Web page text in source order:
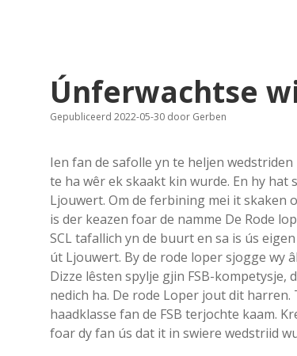
Únferwachtse
Gepubliceerd 2022-05-30 door Gerben
Ien fan de safolle yn te heljen
te ha wêr ek skaakt kin wurde. En hy
Ljouwert. Om de ferbining mei it skaken
is der keazen foar de namme De Rode
SCL tafallich yn de buurt en sa is ús
út Ljouwert. By de rode loper sjogge wy
Dizze lêsten spylje gjin FSB-
nedich ha. De rode Loper jout dit harren.
haadklasse fan de FSB terjochte kaam.
foar dy fan ús dat it in swiere wedstriid